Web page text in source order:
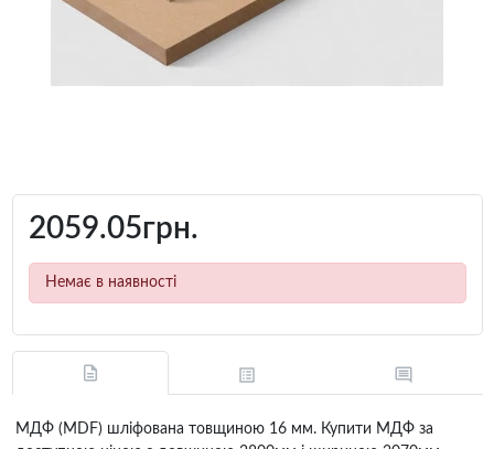
2059.05грн.
Немає в наявності
МДФ (MDF) шліфована товщиною 16 мм. Купити МДФ за